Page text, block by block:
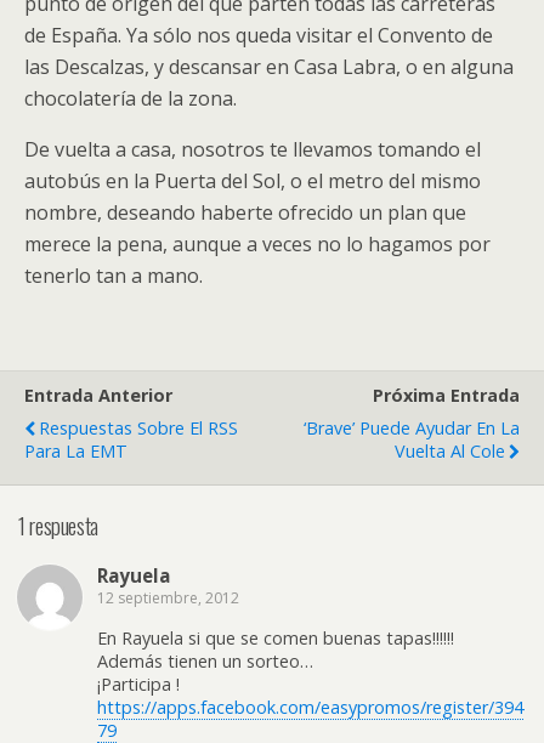
de España. Ya sólo nos queda visitar el Convento de
las Descalzas, y descansar en Casa Labra, o en alguna
chocolatería de la zona.
De vuelta a casa, nosotros te llevamos tomando el
autobús en la Puerta del Sol, o el metro del mismo
nombre, deseando haberte ofrecido un plan que
merece la pena, aunque a veces no lo hagamos por
tenerlo tan a mano.
Entrada Anterior
Respuestas Sobre El RSS
Para La EMT
Próxima Entrada
‘Brave’ Puede Ayudar En La
Vuelta Al Cole
1 respuesta
Rayuela
12 septiembre, 2012
En Rayuela si que se comen buenas tapas!!!!!!
Además tienen un sorteo…
¡Participa !
https://apps.facebook.com/easypromos/register/394
79